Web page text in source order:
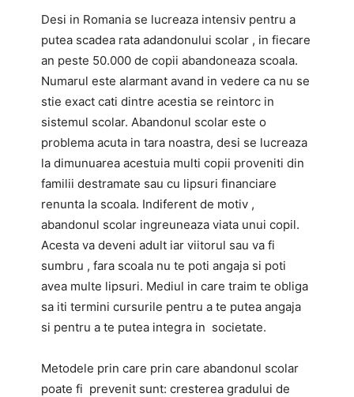
Desi in Romania se lucreaza intensiv pentru a
putea scadea rata adandonului scolar , in fiecare
an peste 50.000 de copii abandoneaza scoala.
Numarul este alarmant avand in vedere ca nu se
stie exact cati dintre acestia se reintorc in
sistemul scolar. Abandonul scolar este o
problema acuta in tara noastra, desi se lucreaza
la dimunuarea acestuia multi copii proveniti din
familii destramate sau cu lipsuri financiare
renunta la scoala. Indiferent de motiv ,
abandonul scolar ingreuneaza viata unui copil.
Acesta va deveni adult iar viitorul sau va fi
sumbru , fara scoala nu te poti angaja si poti
avea multe lipsuri. Mediul in care traim te obliga
sa iti termini cursurile pentru a te putea angaja
si pentru a te putea integra in societate.
Metodele prin care prin care abandonul scolar
poate fi prevenit sunt: cresterea gradului de